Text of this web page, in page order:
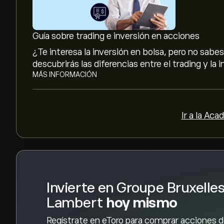
Guía sobre trading e inversión en acciones
¿Te interesa la inversión en bolsa, pero no
descubrirás las diferencias entre el trading y la
MÁS INFORMACIÓN
Ir a la
Invierte en Groupe Bruxelles
Lambert hoy mismo
Regístrate en eToro para comprar acciones
El precio medio objetivo para las acciones de
Regístrate
en eToro para conocer los precios
Las previsiones de los analistas para las
las tendencias del mercado, los estados